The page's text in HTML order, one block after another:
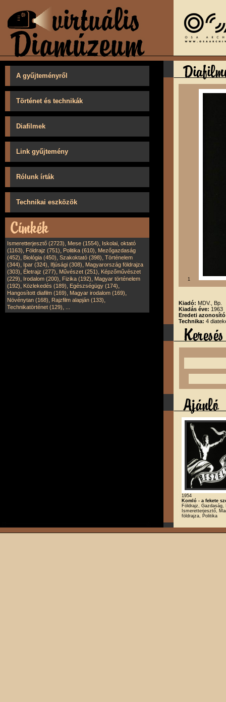
A gyűjteményről
Történet és technikák
Diafilmek
Link gyűjtemény
Rólunk írták
Technikai eszközök
Ismeretterjesztő (2723), Mese (1554), Iskolai, oktató
(1163), Földrajz (751), Politika (610), Mezőgazdaság
(452), Biológia (450), Szakoktató (398), Történelem
(344), Ipar (324), Ifjúsági (308), Magyarország földrajza
(303), Életrajz (277), Művészet (251), Képzőművészet
(229), Irodalom (200), Fizika (192), Magyar történelem
(192), Közlekedés (189), Egészségügy (174),
Hangosított diafilm (169), Magyar irodalom (169),
Növénytan (168), Rajzfilm alapján (133),
Technikatörténet (129),
1
Kiadó: MDV., Bp.
Kiadás éve: 1963
Eredeti
Technika: 4
1954
Komló - a fekete
Földrajz, Gazdaság,
Ismeretterjesztő,
földrajza, Politika